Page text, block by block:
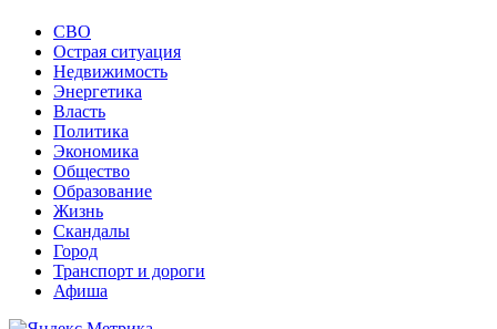
СВО
Острая ситуация
Недвижимость
Энергетика
Власть
Политика
Экономика
Общество
Образование
Жизнь
Скандалы
Город
Транспорт и дороги
Афиша